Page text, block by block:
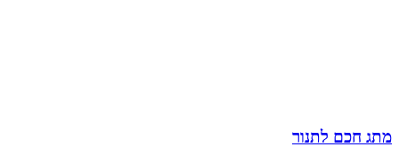
מתג חכם לתנור